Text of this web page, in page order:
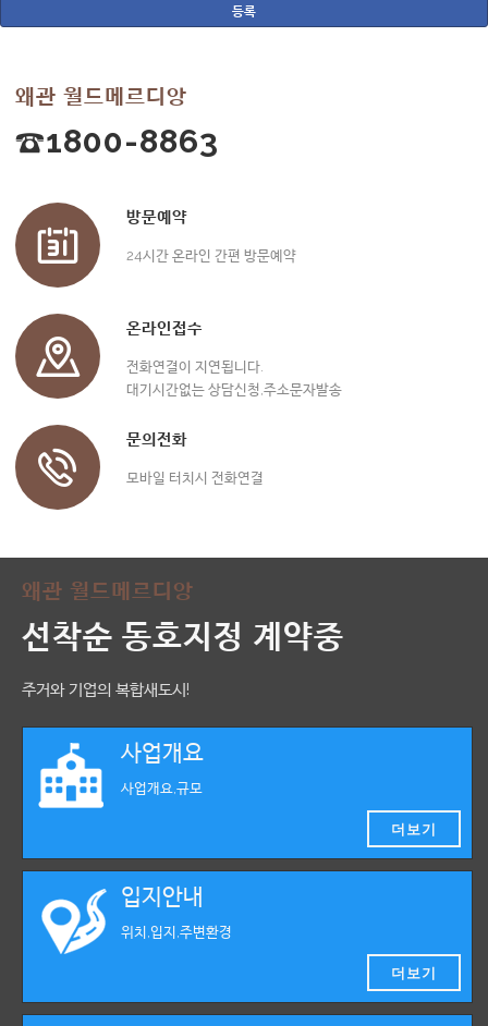
왜관 월드메르디앙
☎1800-8863
방문예약
24시간 온라인 간편 방문예약
온라인접수
전화연결이 지연됩니다.
대기시간없는 상담신청,주소문자발송
문의전화
모바일 터치시 전화연결
왜관 월드메르디앙
선착순 동호지정 계약중
주거와 기업의 복합새도시!
사업개요
사업개요,규모
더보기
입지안내
위치,입지,주변환경
더보기